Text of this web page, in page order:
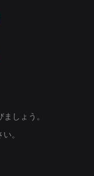
しょう。
。